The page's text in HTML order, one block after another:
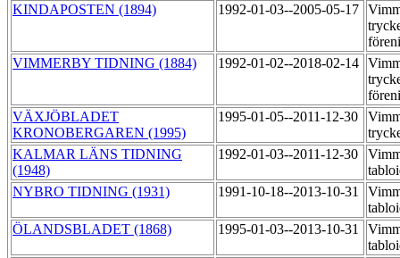
KINDAPOSTEN (1894)
1992-01-03--2005-05-17
VIMMERBY TIDNING (1884)
1992-01-02--2018-02-14
VÄXJÖBLADET
KRONOBERGAREN (1995)
1995-01-05--2011-12-30
KALMAR LÄNS TIDNING
(1948)
1992-01-03--2011-12-30
NYBRO TIDNING (1931)
1991-10-18--2013-10-31
ÖLANDSBLADET (1868)
1995-01-03--2013-10-31